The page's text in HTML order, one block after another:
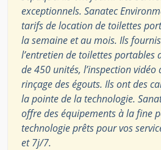
exceptionnels. Sanatec
tarifs de location de toilettes
la semaine et au mois. Ils
l’entretien de toilettes portables
de 450 unités, l’inspection vidéo
rinçage des égouts. Ils ont des
la pointe de la technologie.
offre des équipements à la fine
technologie prêts pour vos
et 7j/7.